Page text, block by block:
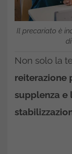
Il precariato è
Non solo la
reiterazione
supplenza e